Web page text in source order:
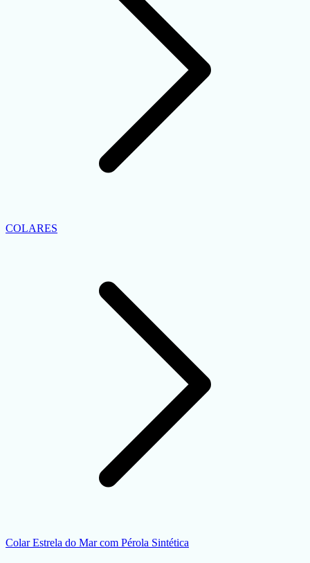
COLARES
Colar Estrela do Mar com Pérola Sintética